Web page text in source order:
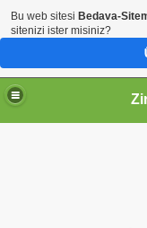
Bu web sitesi Bedava-
sitenizi ister misiniz?